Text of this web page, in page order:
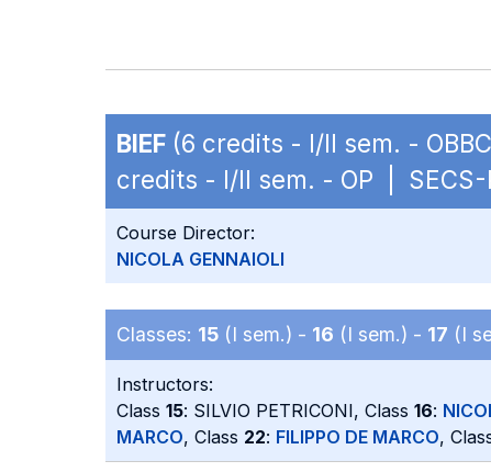
BIEF (6 credits - I/II sem. -
credits - I/II sem. - OP | SECS-
Course Director:
NICOLA GENNAIOLI
Classes: 15 (I sem.) - 16 (I sem.) - 17 (I
Instructors:
Class 15: SILVIO PETRICONI, Class 16:
MARCO, Class 22: FILIPPO DE MARCO,